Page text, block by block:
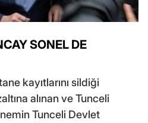
SONEL DE
kayıtlarını sildiği
alınan ve Tunceli
Tunceli Devlet